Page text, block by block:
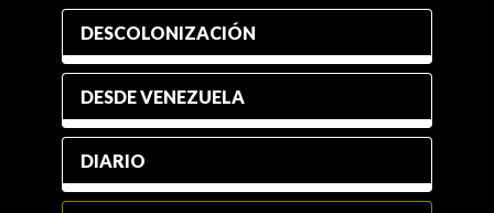
DESCOLONIZACIÓN
DESDE VENEZUELA
DIARIO